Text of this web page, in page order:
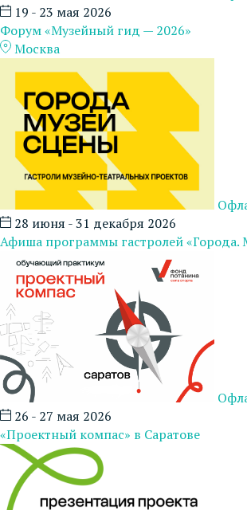
19 - 23 мая 2026
Форум «Музейный гид — 2026»
Москва
28 июня - 31 декабря 2026
Афиша программы гастролей «Города.
26 - 27 мая 2026
«Проектный компас» в Саратове